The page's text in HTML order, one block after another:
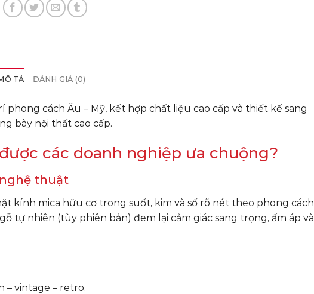
TẢ ĐÁNH GIÁ (0)
phong cách Âu – Mỹ, kết hợp chất liệu cao cấp và thiết kế sang
bày nội thất cao cấp.
các doanh nghiệp ưa chuộng?
thuật
kính mica hữu cơ trong suốt, kim và số rõ nét theo phong cách
tự nhiên (tùy phiên bản) đem lại cảm giác sang trọng, ấm áp và
– vintage – retro.